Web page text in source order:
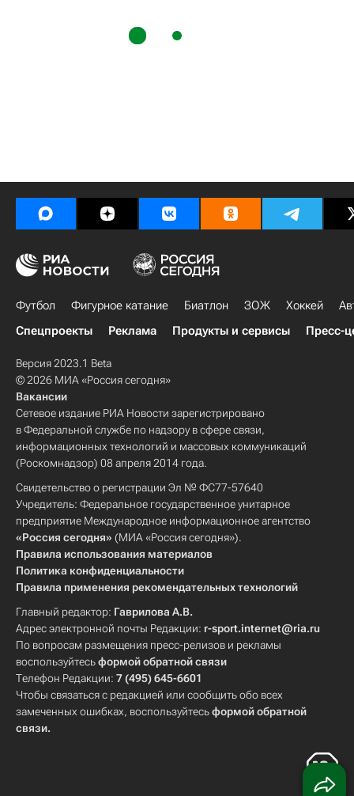
Футбол Фигурное катание Биатлон ЗОЖ Хоккей
Спецпроекты
Реклама Продукты и сервисы Пресс-
Версия 2023.1 Beta
© 2026 МИА «Россия сегодня»
Вакансии
Сетевое издание РИА Новости зарегистрировано
в Федеральной службе по надзору в сфере связи,
информационных технологий и массовых коммуникаций
(Роскомнадзор) 08 апреля 2014 года.
Свидетельство о регистрации Эл № ФС77-57640
Учредитель: Федеральное государственное унитарное
предприятие Международное информационное агентство
«Россия сегодня» (МИА «Россия сегодня»).
Правила использования материалов
Политика конфиденциальности
Правила применения рекомендательных технологий
Главный редактор: Гаврилова А.В.
Адрес электронной почты Редакции: r-sport.internet@ria.ru
По вопросам размещения пресс-релизов и рекламы
воспользуйтесьформой обратной связи
Телефон Редакции: 7 (495) 645-6601
Чтобы связаться с редакцией или сообщить обо всех
замеченных ошибках, воспользуйтесьформой обратной
связи.